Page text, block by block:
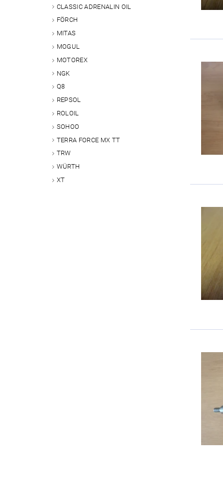
CLASSIC ADRENALIN OIL
FÖRCH
MITAS
MOGUL
MOTOREX
NGK
Q8
REPSOL
ROLOIL
SOHOO
TERRA FORCE MX TT
TRW
WÜRTH
XT